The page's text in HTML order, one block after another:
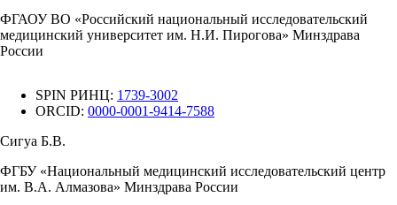
ФГАОУ ВО «Российский национальный исследовательский
медицинский университет им. Н.И. Пирогова» Минздрава
России
SPIN РИНЦ: 1739-3002
ORCID: 0000-0001-9414-7588
Сигуа Б.В.
ФГБУ «Национальный медицинский исследовательский центр
им. В.А. Алмазова» Минздрава России